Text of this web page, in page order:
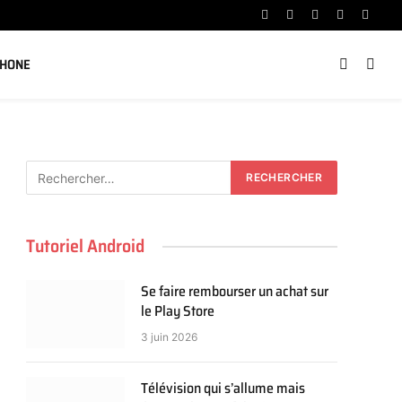
Facebook
X
Instagram
YouTube
Tutoriel Android
Se faire rembourser un achat sur
le Play Store
3 juin 2026
Télévision qui s’allume mais